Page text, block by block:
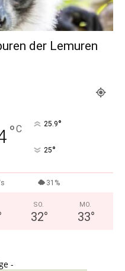
der Lemuren
°C 25.9°
25°
31%
SO.
32°
MO.
33°
-